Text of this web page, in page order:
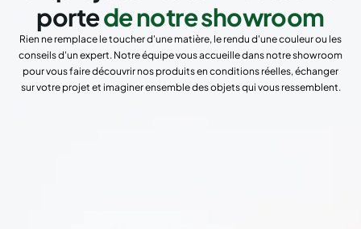
portede notre showroom
Rien ne remplace le toucher d'une matière, le rendu d'une couleur ou les
conseils d'un expert. Notre équipe vous accueille dans notre showroom
pour vous faire découvrir nos produits en conditions réelles, échanger
sur votre projet et imaginer ensemble des objets qui vous ressemblent.